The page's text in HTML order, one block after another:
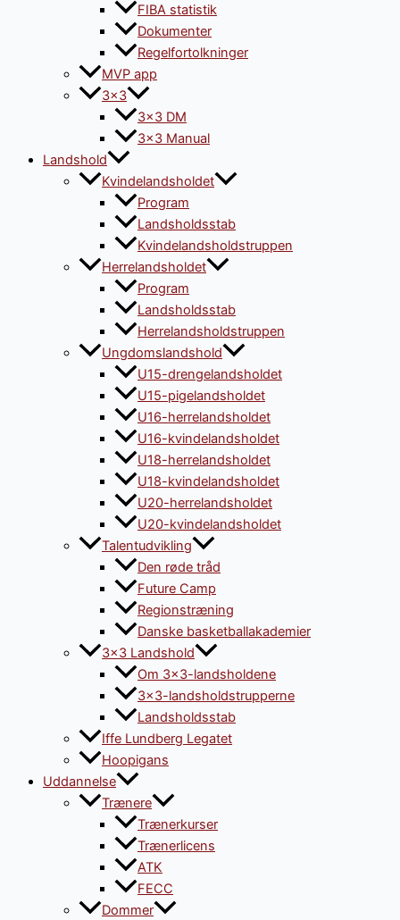
FIBA statistik
Dokumenter
Regelfortolkninger
MVP app
3×3
3×3 DM
3×3 Manual
Landshold
Kvindelandsholdet
Program
Landsholdsstab
Kvindelandsholdstruppen
Herrelandsholdet
Program
Landsholdsstab
Herrelandsholdstruppen
Ungdomslandshold
U15-drengelandsholdet
U15-pigelandsholdet
U16-herrelandsholdet
U16-kvindelandsholdet
U18-herrelandsholdet
U18-kvindelandsholdet
U20-herrelandsholdet
U20-kvindelandsholdet
Talentudvikling
Den røde tråd
Future Camp
Regionstræning
Danske basketballakademier
3×3 Landshold
Om 3×3-landsholdene
3×3-landsholdstrupperne
Landsholdsstab
Iffe Lundberg Legatet
Hoopigans
Uddannelse
Trænere
Trænerkurser
Trænerlicens
ATK
FECC
Dommer